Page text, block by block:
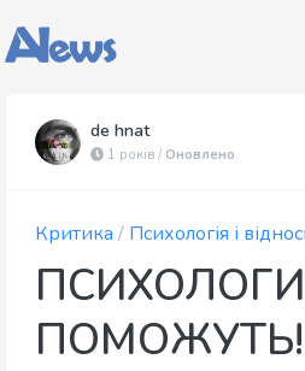
de hnat
1 років / Оновлено
Критика / Психологія і
ПСИХОЛОГИ
ПОМОЖУТЬ!